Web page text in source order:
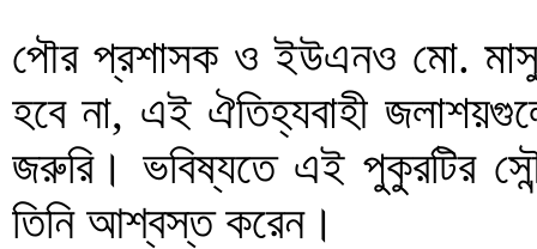
পৌর প্রশাসক ও ইউএনও মো.
হবে না, এই ঐতিহ্যবাহী
জরুরি। ভবিষ্যতে এই পুকুরটির
তিনি আশ্বস্ত করেন।